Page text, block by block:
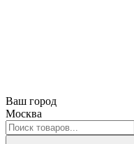
Ваш город
Москва